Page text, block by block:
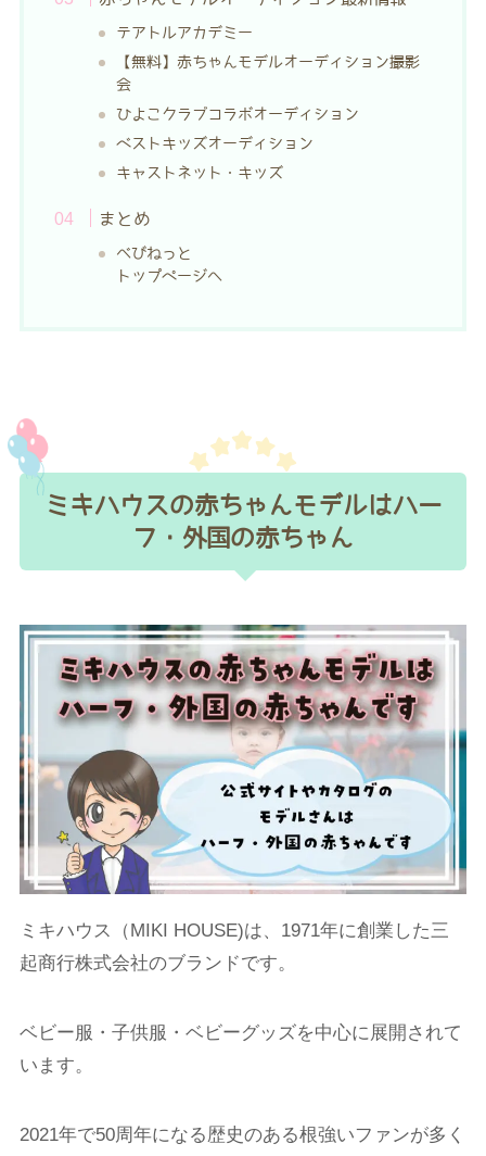
テアトルアカデミー
【無料】赤ちゃんモデルオーディション撮影
会
ひよこクラブコラボオーディション
ベストキッズオーディション
キャストネット・キッズ
まとめ
べびねっと
トップページへ
ミキハウスの赤ちゃんモデルはハー
フ・外国の赤ちゃん
ミキハウス（MIKI HOUSE)は、1971年に創業した三
起商行株式会社のブランドです。
ベビー服・子供服・ベビーグッズを中心に展開されて
います。
2021年で50周年になる歴史のある根強いファンが多く